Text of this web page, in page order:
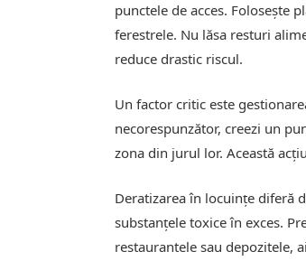
punctele de acces. Folosește
ferestrele. Nu lăsa resturi
reduce drastic riscul.
Un factor critic este
necorespunzător, creezi un
zona din jurul lor. Această
Deratizarea în locuințe diferă
substanțele toxice în exces.
restaurantele sau depozitele,